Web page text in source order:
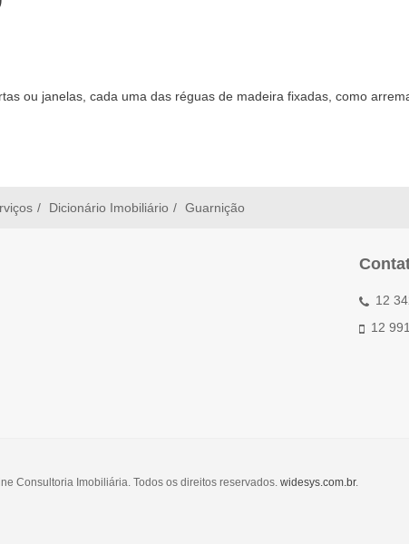
ou janelas, cada uma das réguas de madeira fixadas, como
Dicionário Imobiliário Guarnição
12
12
Consultoria Imobiliária. Todos os direitos reservados. widesys.com.br.